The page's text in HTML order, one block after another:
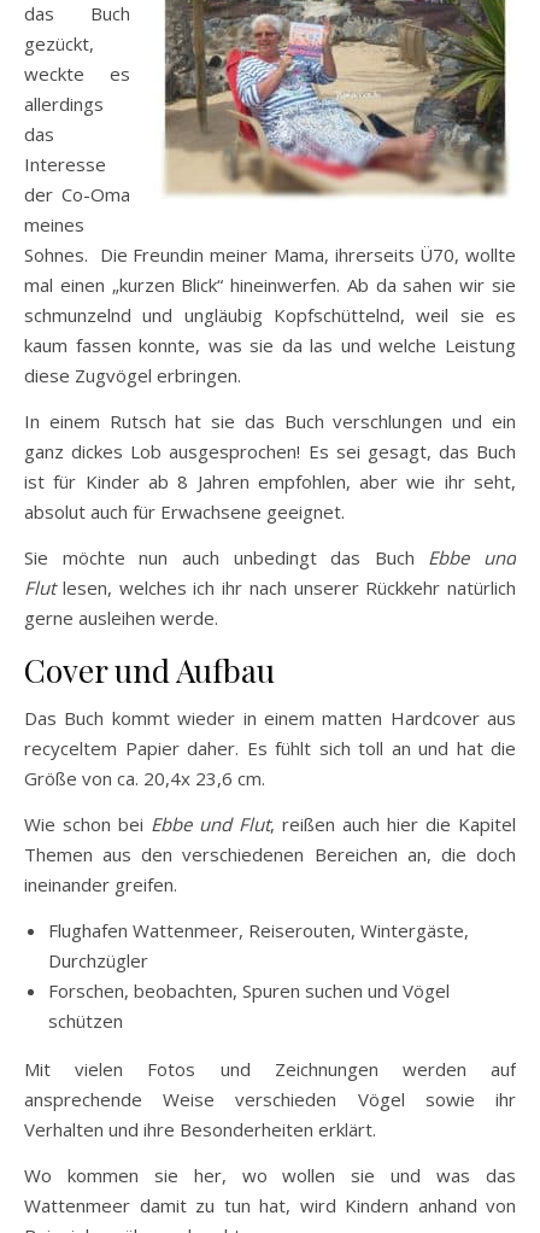
das Buch
gezückt,
weckte es
allerdings
das
Interesse
der Co-Oma
meines
Sohnes. Die Freundin meiner Mama, ihrerseits Ü70, wollte
mal einen „kurzen Blick“ hineinwerfen. Ab da sahen wir sie
schmunzelnd und ungläubig Kopfschüttelnd, weil sie es
kaum fassen konnte, was sie da las und welche Leistung
diese Zugvögel erbringen.
In einem Rutsch hat sie das Buch verschlungen und ein
ganz dickes Lob ausgesprochen! Es sei gesagt, das Buch
ist für Kinder ab 8 Jahren empfohlen, aber wie ihr seht,
absolut auch für Erwachsene geeignet.
Sie möchte nun auch unbedingt das Buch Ebbe und
Flutlesen, welches ich ihr nach unserer Rückkehr natürlich
gerne ausleihen werde.
Cover und Aufbau
Das Buch kommt wieder in einem matten Hardcover aus
recyceltem Papier daher. Es fühlt sich toll an und hat die
Größe von ca. 20,4x 23,6 cm.
Wie schon bei Ebbe und Flut, reißen auch hier die Kapitel
Themen aus den verschiedenen Bereichen an, die doch
ineinander greifen.
Flughafen Wattenmeer, Reiserouten, Wintergäste,
Durchzügler
Forschen, beobachten, Spuren suchen und Vögel
schützen
Mit vielen Fotos und Zeichnungen werden auf
ansprechende Weise verschieden Vögel sowie ihr
Verhalten und ihre Besonderheiten erklärt.
Wo kommen sie her, wo wollen sie und was das
Wattenmeer damit zu tun hat, wird Kindern anhand von